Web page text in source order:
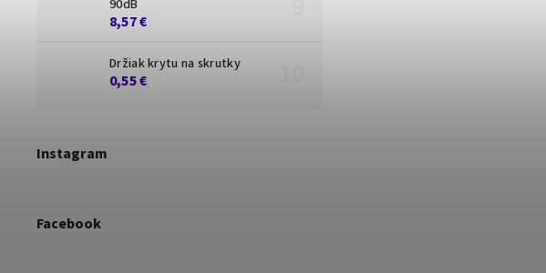
90dB
8,57 €
Držiak krytu na skrutky
0,55 €
Instagram
Facebook